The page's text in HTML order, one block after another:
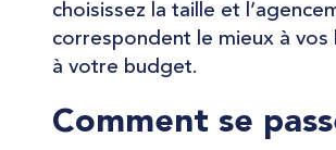
choisissez la taille et
correspondent le mieux à vos
à votre budget.
Comment se